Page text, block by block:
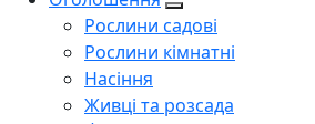
Рослини садові
Рослини кімнатні
Насіння
Живці та розсада